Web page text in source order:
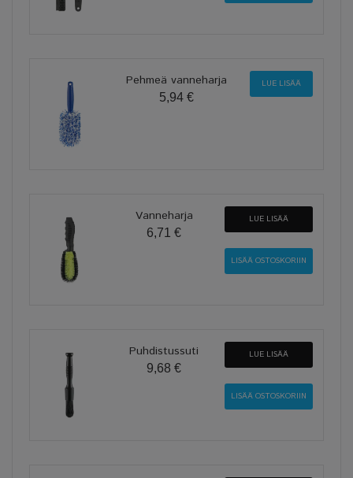
Pehmeä vanneharja
5,94 €
LUE LISÄÄ
Vanneharja
6,71 €
LUE LISÄÄ
Puhdistussuti
9,68 €
LUE LISÄÄ